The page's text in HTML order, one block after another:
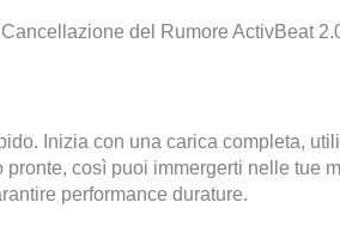
del Rumore ActivBeat
Inizia con una carica completa,
così puoi immergerti nelle tue
performance durature.